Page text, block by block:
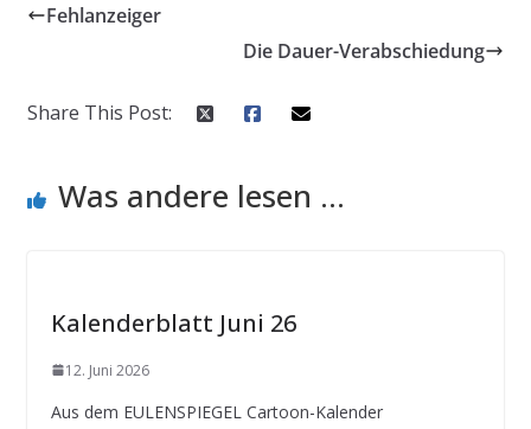
Fehlanzeiger
Die Dauer-Verabschiedung
Share This Post:
Was andere lesen ...
Kalenderblatt Juni 26
12. Juni 2026
Aus dem EULENSPIEGEL Cartoon-Kalender